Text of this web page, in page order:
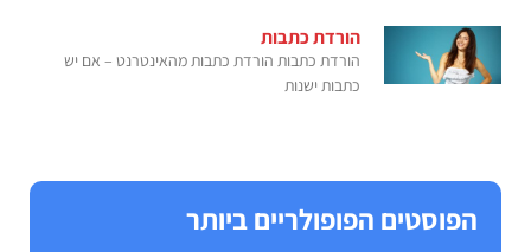
הורדת כתבות
הורדת כתבות הורדת כתבות מהאינטרנט – אם יש
כתבות ישנות
הפוסטים הפופולריים ביותר